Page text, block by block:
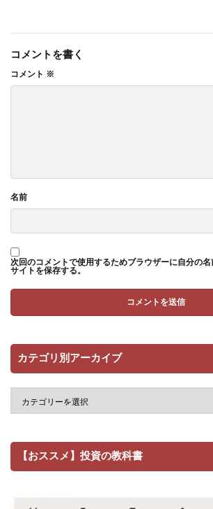
コメントを書く
コメント ※
名前
次回のコメントで使用するためブラウザーに自分の名
サイトを保存する。
カテゴリ別アーカイブ
【おススメ】投資の教科書